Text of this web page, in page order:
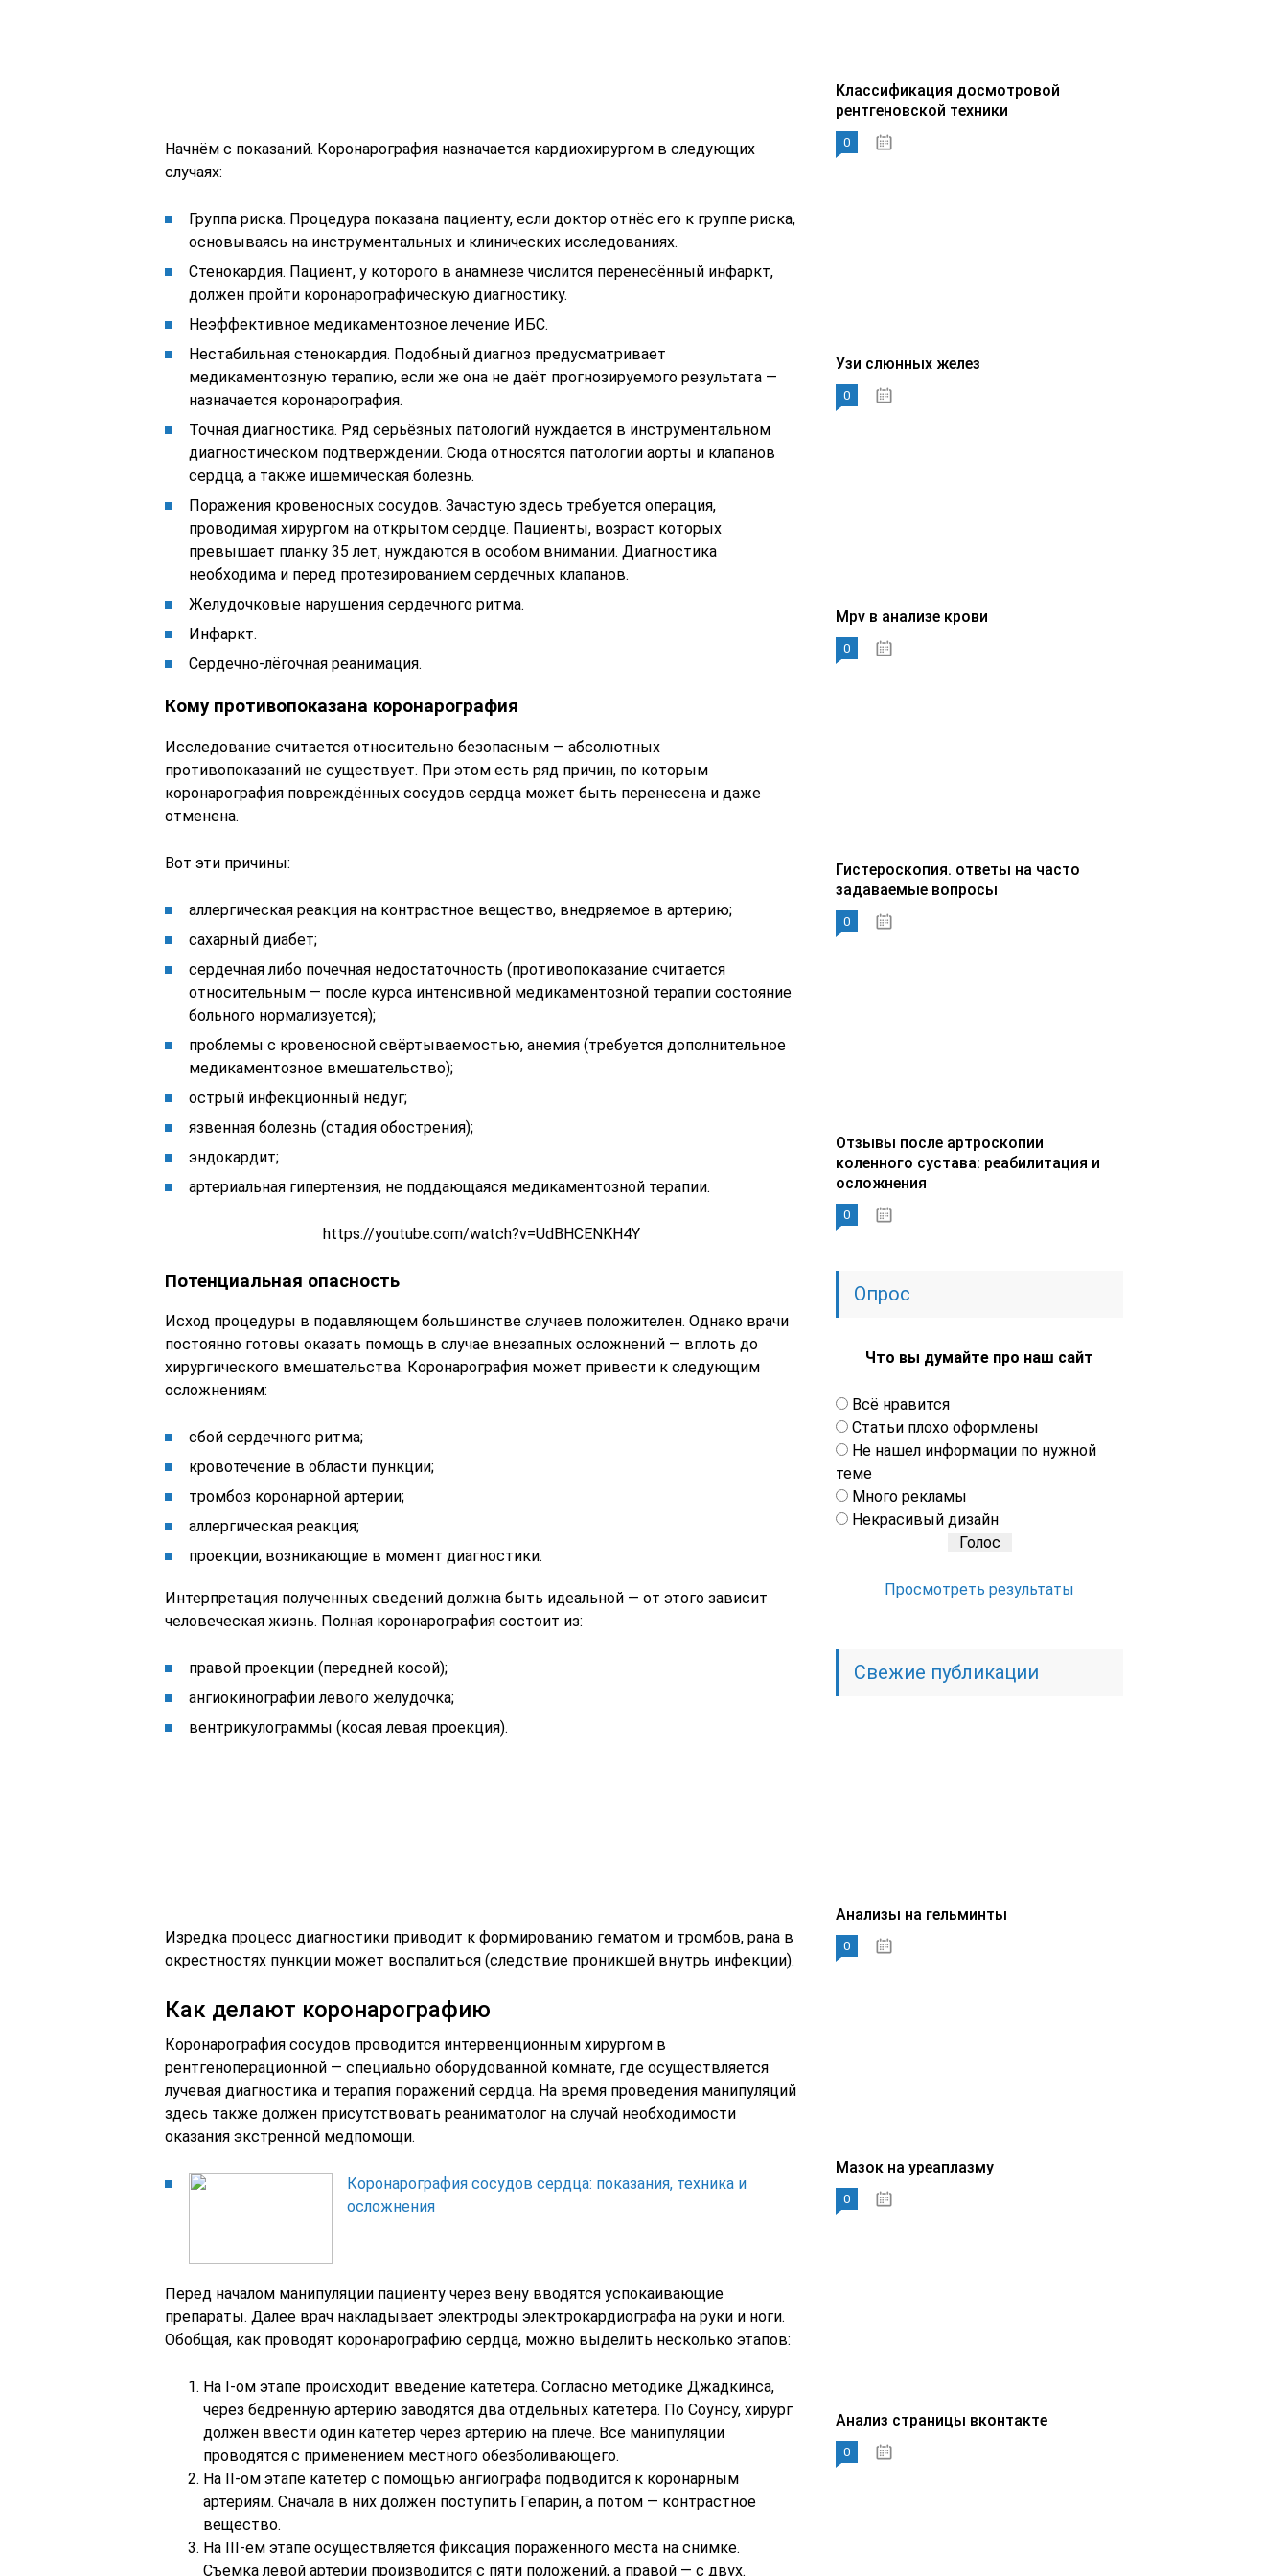
Начнём с показаний. Коронарография назначается кардиохирургом в следующих
случаях:
Группа риска. Процедура показана пациенту, если доктор отнёс его к группе риска,
основываясь на инструментальных и клинических исследованиях.
Стенокардия. Пациент, у которого в анамнезе числится перенесённый инфаркт,
должен пройти коронарографическую диагностику.
Неэффективное медикаментозное лечение ИБС.
Нестабильная стенокардия. Подобный диагноз предусматривает
медикаментозную терапию, если же она не даёт прогнозируемого результата —
назначается коронарография.
Точная диагностика. Ряд серьёзных патологий нуждается в инструментальном
диагностическом подтверждении. Сюда относятся патологии аорты и клапанов
сердца, а также ишемическая болезнь.
Поражения кровеносных сосудов. Зачастую здесь требуется операция,
проводимая хирургом на открытом сердце. Пациенты, возраст которых
превышает планку 35 лет, нуждаются в особом внимании. Диагностика
необходима и перед протезированием сердечных клапанов.
Желудочковые нарушения сердечного ритма.
Инфаркт.
Сердечно-лёгочная реанимация.
Кому противопоказана коронарография
Исследование считается относительно безопасным — абсолютных
противопоказаний не существует. При этом есть ряд причин, по которым
коронарография повреждённых сосудов сердца может быть перенесена и даже
отменена.
Вот эти причины:
аллергическая реакция на контрастное вещество, внедряемое в артерию;
сахарный диабет;
сердечная либо почечная недостаточность (противопоказание считается
относительным — после курса интенсивной медикаментозной терапии состояние
больного нормализуется);
проблемы с кровеносной свёртываемостью, анемия (требуется дополнительное
медикаментозное вмешательство);
острый инфекционный недуг;
язвенная болезнь (стадия обострения);
эндокардит;
артериальная гипертензия, не поддающаяся медикаментозной терапии.
https://youtube.com/watch?v=UdBHCENKH4Y
Потенциальная опасность
Исход процедуры в подавляющем большинстве случаев положителен. Однако врачи
постоянно готовы оказать помощь в случае внезапных осложнений — вплоть до
хирургического вмешательства. Коронарография может привести к следующим
осложнениям:
сбой сердечного ритма;
кровотечение в области пункции;
тромбоз коронарной артерии;
аллергическая реакция;
проекции, возникающие в момент диагностики.
Интерпретация полученных сведений должна быть идеальной — от этого зависит
человеческая жизнь. Полная коронарография состоит из:
правой проекции (передней косой);
ангиокинографии левого желудочка;
вентрикулограммы (косая левая проекция).
Изредка процесс диагностики приводит к формированию гематом и тромбов, рана в
окрестностях пункции может воспалиться (следствие проникшей внутрь инфекции).
Как делают коронарографию
Коронарография сосудов проводится интервенционным хирургом в
рентгеноперационной — специально оборудованной комнате, где осуществляется
лучевая диагностика и терапия поражений сердца. На время проведения манипуляций
здесь также должен присутствовать реаниматолог на случай необходимости
оказания экстренной медпомощи.
Коронарография сосудов сердца: показания, техника и
осложнения
Перед началом манипуляции пациенту через вену вводятся успокаивающие
препараты. Далее врач накладывает электроды электрокардиографа на руки и ноги.
Обобщая, как проводят коронарографию сердца, можно выделить несколько этапов:
На I-ом этапе происходит введение катетера. Согласно методике Джадкинса,
через бедренную артерию заводятся два отдельных катетера. По Соунсу, хирург
должен ввести один катетер через артерию на плече. Все манипуляции
проводятся с применением местного обезболивающего.
На II-ом этапе катетер с помощью ангиографа подводится к коронарным
артериям. Сначала в них должен поступить Гепарин, а потом — контрастное
вещество.
На III-ем этапе осуществляется фиксация пораженного места на снимке.
Съемка левой артерии производится с пяти положений, а правой — с двух.
Классификация досмотровой
рентгеновской техники
0
Узи слюнных желез
0
Mpv в анализе крови
0
Гистероскопия. ответы на часто
задаваемые вопросы
0
Отзывы после артроскопии
коленного сустава: реабилитация и
осложнения
0
Опрос
Что вы думайте про наш сайт
Всё нравится
Статьи плохо оформлены
Не нашел информации по нужной
теме
Много рекламы
Некрасивый дизайн
Просмотреть результаты
Свежие публикации
Анализы на гельминты
0
Мазок на уреаплазму
0
Анализ страницы вконтакте
0